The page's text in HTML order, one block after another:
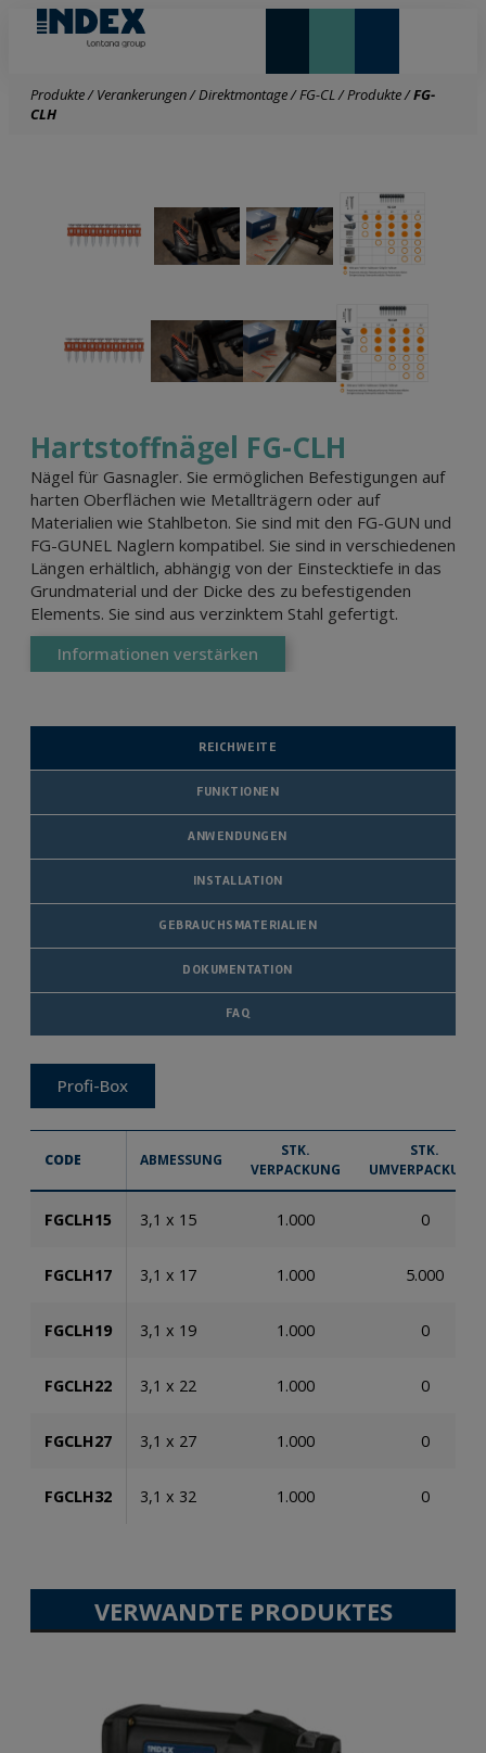
Produkte/Verankerungen/Direktmontage/FG-CL/Produkte/FG-
CLH
Hartstoffnägel FG-CLH
Nägel für Gasnagler. Sie ermöglichen Befestigungen auf
harten Oberflächen wie Metallträgern oder auf
Materialien wie Stahlbeton. Sie sind mit den FG-GUN und
FG-GUNEL Naglern kompatibel. Sie sind in verschiedenen
Längen erhältlich, abhängig von der Einstecktiefe in das
Grundmaterial und der Dicke des zu befestigenden
Elements. Sie sind aus verzinktem Stahl gefertigt.
Informationen verstärken
REICHWEITE
FUNKTIONEN
ANWENDUNGEN
INSTALLATION
GEBRAUCHSMATERIALIEN
DOKUMENTATION
FAQ
Profi-Box
CODE ABMESSUNG
STK.
VERPACKUNG
STK.
UMVERPACKUNG
FGCLH15 3,1 x 15 1.000 0
FGCLH17 3,1 x 17 1.000 5.000
FGCLH19 3,1 x 19 1.000 0
FGCLH22 3,1 x 22 1.000 0
FGCLH27 3,1 x 27 1.000 0
FGCLH32 3,1 x 32 1.000 0
VERWANDTE PRODUKTES